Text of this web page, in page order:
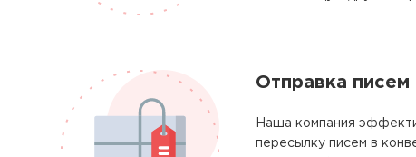
Отправка писем
Наша компания
пересылку писем в